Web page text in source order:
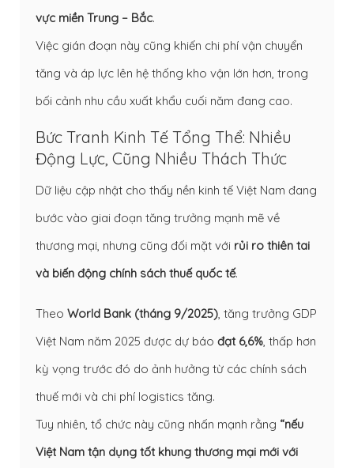
vực miền Trung – Bắc.
Việc gián đoạn này cũng khiến chi phí vận chuyển
tăng và áp lực lên hệ thống kho vận lớn hơn, trong
bối cảnh nhu cầu xuất khẩu cuối năm đang cao.
Bức Tranh Kinh Tế Tổng Thể: Nhiều
Động Lực, Cũng Nhiều Thách Thức
Dữ liệu cập nhật cho thấy nền kinh tế Việt Nam đang
bước vào giai đoạn tăng trưởng mạnh mẽ về
thương mại, nhưng cũng đối mặt với rủi ro thiên tai
và biến động chính sách thuế quốc tế.
Theo World Bank (tháng 9/2025), tăng trưởng GDP
Việt Nam năm 2025 được dự báo đạt 6,6%, thấp hơn
kỳ vọng trước đó do ảnh hưởng từ các chính sách
thuế mới và chi phí logistics tăng.
Tuy nhiên, tổ chức này cũng nhấn mạnh rằng “nếu
Việt Nam tận dụng tốt khung thương mại mới với